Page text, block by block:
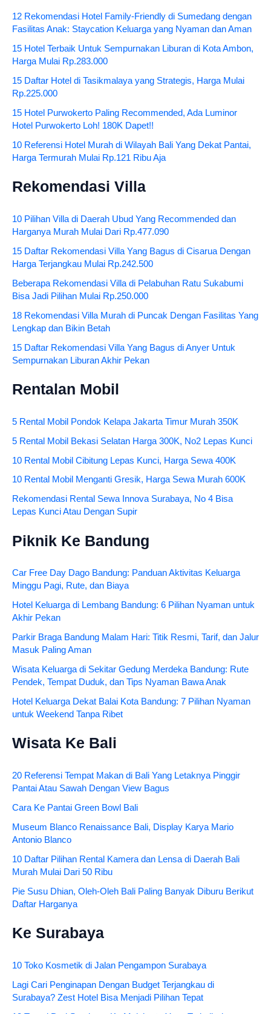
12 Rekomendasi Hotel Family-Friendly di Sumedang dengan
Fasilitas Anak: Staycation Keluarga yang Nyaman dan Aman
15 Hotel Terbaik Untuk Sempurnakan Liburan di Kota Ambon,
Harga Mulai Rp.283.000
15 Daftar Hotel di Tasikmalaya yang Strategis, Harga Mulai
Rp.225.000
15 Hotel Purwokerto Paling Recommended, Ada Luminor
Hotel Purwokerto Loh! 180K Dapet!!
10 Referensi Hotel Murah di Wilayah Bali Yang Dekat Pantai,
Harga Termurah Mulai Rp.121 Ribu Aja
Rekomendasi Villa
10 Pilihan Villa di Daerah Ubud Yang Recommended dan
Harganya Murah Mulai Dari Rp.477.090
15 Daftar Rekomendasi Villa Yang Bagus di Cisarua Dengan
Harga Terjangkau Mulai Rp.242.500
Beberapa Rekomendasi Villa di Pelabuhan Ratu Sukabumi
Bisa Jadi Pilihan Mulai Rp.250.000
18 Rekomendasi Villa Murah di Puncak Dengan Fasilitas Yang
Lengkap dan Bikin Betah
15 Daftar Rekomendasi Villa Yang Bagus di Anyer Untuk
Sempurnakan Liburan Akhir Pekan
Rentalan Mobil
5 Rental Mobil Pondok Kelapa Jakarta Timur Murah 350K
5 Rental Mobil Bekasi Selatan Harga 300K, No2 Lepas Kunci
10 Rental Mobil Cibitung Lepas Kunci, Harga Sewa 400K
10 Rental Mobil Menganti Gresik, Harga Sewa Murah 600K
Rekomendasi Rental Sewa Innova Surabaya, No 4 Bisa
Lepas Kunci Atau Dengan Supir
Piknik Ke Bandung
Car Free Day Dago Bandung: Panduan Aktivitas Keluarga
Minggu Pagi, Rute, dan Biaya
Hotel Keluarga di Lembang Bandung: 6 Pilihan Nyaman untuk
Akhir Pekan
Parkir Braga Bandung Malam Hari: Titik Resmi, Tarif, dan Jalur
Masuk Paling Aman
Wisata Keluarga di Sekitar Gedung Merdeka Bandung: Rute
Pendek, Tempat Duduk, dan Tips Nyaman Bawa Anak
Hotel Keluarga Dekat Balai Kota Bandung: 7 Pilihan Nyaman
untuk Weekend Tanpa Ribet
Wisata Ke Bali
20 Referensi Tempat Makan di Bali Yang Letaknya Pinggir
Pantai Atau Sawah Dengan View Bagus
Cara Ke Pantai Green Bowl Bali
Museum Blanco Renaissance Bali, Display Karya Mario
Antonio Blanco
10 Daftar Pilihan Rental Kamera dan Lensa di Daerah Bali
Murah Mulai Dari 50 Ribu
Pie Susu Dhian, Oleh-Oleh Bali Paling Banyak Diburu Berikut
Daftar Harganya
Ke Surabaya
10 Toko Kosmetik di Jalan Pengampon Surabaya
Lagi Cari Penginapan Dengan Budget Terjangkau di
Surabaya? Zest Hotel Bisa Menjadi Pilihan Tepat